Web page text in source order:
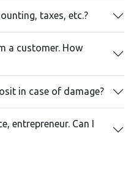
taxes, etc.?
a customer. How
in case of damage?
entrepreneur. Can I